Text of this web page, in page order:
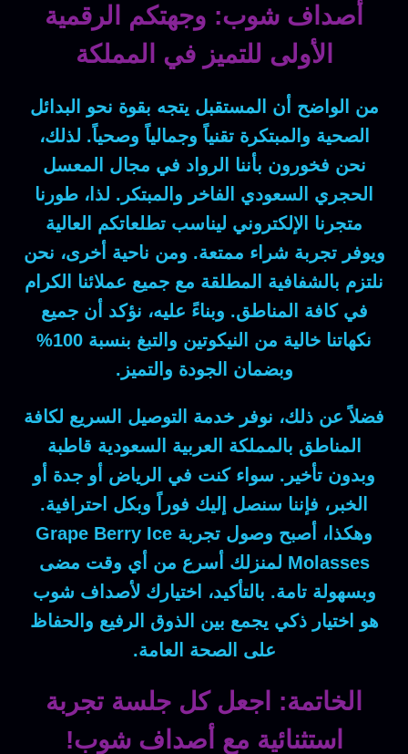
أصداف شوب: وجهتكم الرقمية
الأولى للتميز في المملكة
من الواضح أن المستقبل يتجه بقوة نحو البدائل
الصحية والمبتكرة تقنياً وجمالياً وصحياً. لذلك،
نحن فخورون بأننا الرواد في مجال المعسل
الحجري السعودي الفاخر والمبتكر. لذا ، طورنا
متجرنا الإلكتروني ليناسب تطلعاتكم العالية
ويوفر تجربة شراء ممتعة. ومن ناحية أخرى، نحن
نلتزم بالشفافية المطلقة مع جميع عملائنا الكرام
في كافة المناطق. وبناءً عليه، نؤكد أن جميع
نكهاتنا خالية من النيكوتين والتبغ بنسبة 100%
وبضمان الجودة والتميز.
فضلاً عن ذلك، نوفر خدمة التوصيل السريع لكافة
المناطق بالمملكة العربية السعودية قاطبة
وبدون تأخير. سواء كنت في الرياض أو جدة أو
الخبر، فإننا سنصل إليك فوراً وبكل احترافية.
وهكذا ، أصبح وصول تجربة Grape Berry Ice
Molasses لمنزلك أسرع من أي وقت مضى
وبسهولة تامة. بالتأكيد، اختيارك لأصداف شوب
هو اختيار ذكي يجمع بين الذوق الرفيع والحفاظ
على الصحة العامة.
الخاتمة: اجعل كل جلسة تجربة
استثنائية مع أصداف شوب!